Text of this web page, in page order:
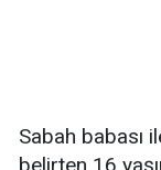
Sabah babası